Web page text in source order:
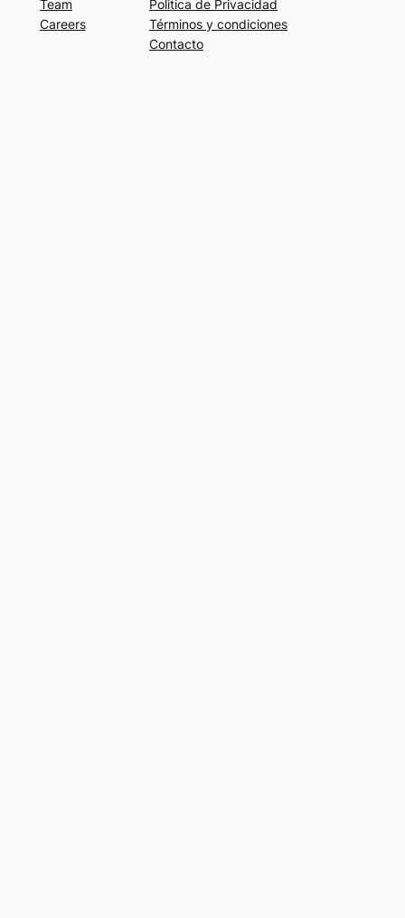
Team
Careers
Politica de Privacidad
Términos y condiciones
Contacto